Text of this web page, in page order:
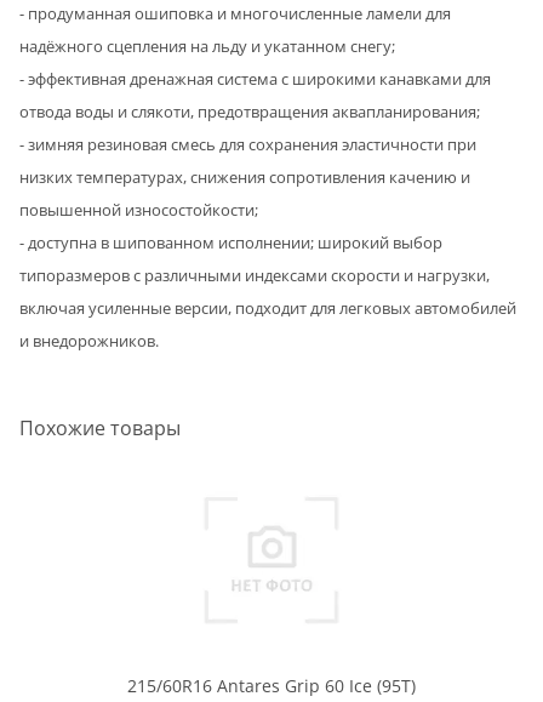
- продуманная ошиповка и многочисленные ламели для
надёжного сцепления на льду и укатанном снегу;
- эффективная дренажная система с широкими канавками для
отвода воды и слякоти, предотвращения аквапланирования;
- зимняя резиновая смесь для сохранения эластичности при
низких температурах, снижения сопротивления качению и
повышенной износостойкости;
- доступна в шипованном исполнении; широкий выбор
типоразмеров с различными индексами скорости и нагрузки,
включая усиленные версии, подходит для легковых автомобилей
и внедорожников.
Похожие товары
215/60R16 Antares Grip 60 Ice (95T)